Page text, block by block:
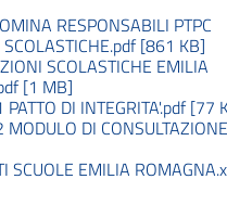
RESPONSABILI PTPC
[861 KB]
SCOLASTICHE EMILIA
[1 MB]
PATTO DI INTEGRITA'.pdf [77
MODULO DI
SCUOLE EMILIA